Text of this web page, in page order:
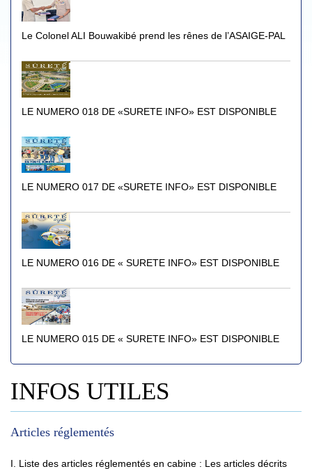
Le Colonel ALI Bouwakibé prend les rênes de l’ASAIGE-PAL
LE NUMERO 018 DE «SURETE INFO» EST DISPONIBLE
LE NUMERO 017 DE «SURETE INFO» EST DISPONIBLE
LE NUMERO 016 DE « SURETE INFO» EST DISPONIBLE
LE NUMERO 015 DE « SURETE INFO» EST DISPONIBLE
INFOS UTILES
Articles réglementés
I. Liste des articles réglementés en cabine : Les articles décrits